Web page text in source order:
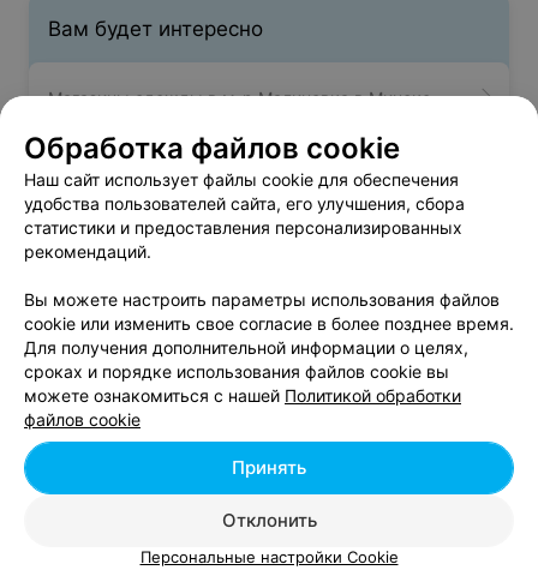
Вам будет интересно
Магазины одежды в м-р Малиновка в Минске
Магазины одежды в м-р Масюковщина в Минске
Магазины одежды в м-р Михалово в Минске
Добавить компанию
Добавить специалиста
Обработка файлов cookie
Наш сайт использует файлы cookie для обеспечения
удобства пользователей сайта, его улучшения, сбора
статистики и предоставления персонализированных
рекомендаций.
Вы можете настроить параметры использования файлов
cookie или изменить свое согласие в более позднее время.
Для получения дополнительной информации о целях,
сроках и порядке использования файлов cookie вы
можете ознакомиться с нашей Политикой обработки
файлов cookie
Отклонить
Принять
Персональные настройки Cookie